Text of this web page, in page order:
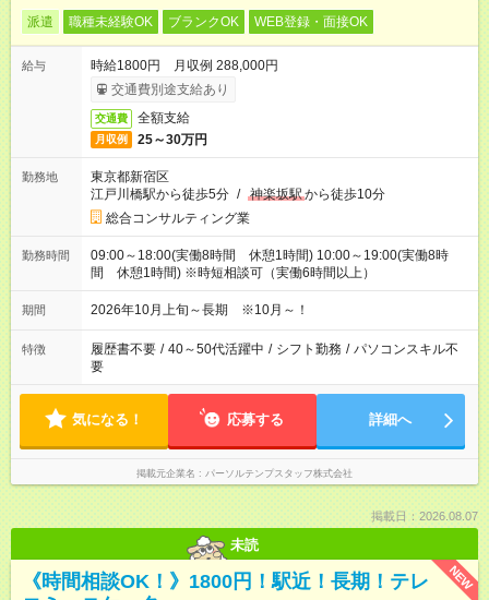
派遣 職種未経験OK ブランクOK WEB登録・面接OK
給与
時給1800円 月収例 288,000円
交通費別途支給あり
交通費 全額支給
月収例 25～30万円
勤務地
東京都新宿区
江戸川橋駅から徒歩5分 / 神楽坂駅から徒歩10分
総合コンサルティング業
勤務時間
09:00～18:00(実働8時間 休憩1時間) 10:00～19:00(実働8時
間 休憩1時間) ※時短相談可（実働6時間以上）
期間 2026年10月上旬～長期 ※10月～！
特徴 履歴書不要 / 40～50代活躍中 / シフト勤務 / パソコンスキル不
要
気になる！ 応募する 詳細へ
掲載元企業名 パーソルテンプスタッフ株式会社
掲載日：2026.08.07
未読
NEW
《時間相談OK！》1800円！駅近！長期！テレ